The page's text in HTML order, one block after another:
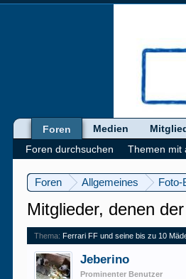
Foren Allgemeines Foto-
Mitglieder, denen
Thema: Ferrari FF und seine bis zu 10
Jeberino
Prominenter Benutzer
Foren
Foren durchsuchen
Themen mit
Medien